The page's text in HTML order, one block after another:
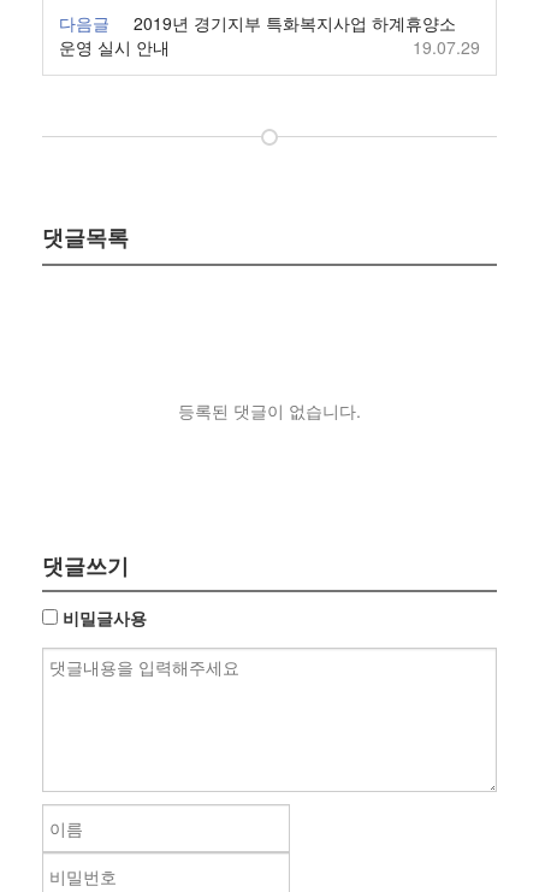
다음글
2019년 경기지부 특화복지사업 하계휴양소
운영 실시 안내
19.07.29
댓글목록
등록된 댓글이 없습니다.
댓글쓰기
비밀글사용